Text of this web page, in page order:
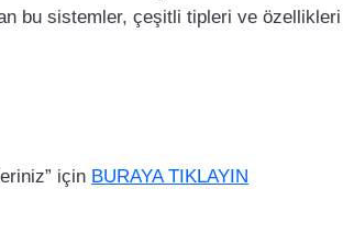
bu sistemler, çeşitli tipleri ve özellikleri
için BURAYA TIKLAYIN